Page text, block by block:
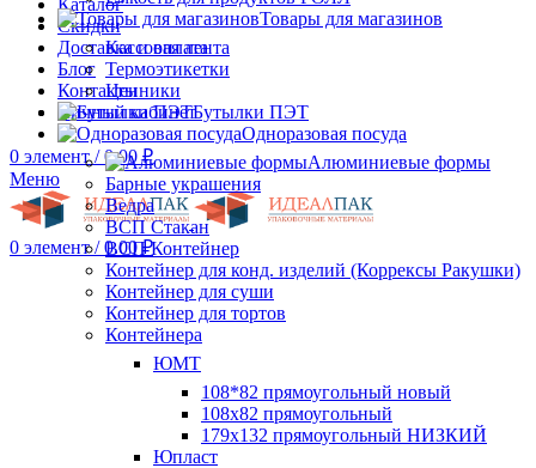
Каталог
Скидки
Доставка и оплата
Блог
Контакты
Личный кабинет
0 элемент / 0.00₽
Меню
0 элемент / 0.00₽
Товары для магазинов
Кассовая лента
Термоэтикетки
Ценники
Бутылки ПЭТ
Одноразовая посуда
Алюминиевые формы
Барные украшения
Ведра
ВСП Стакан
ВСП Контейнер
Контейнер для конд. изделий (Коррексы Ракушки)
Контейнер для суши
Контейнер для тортов
Контейнера
ЮМТ
108*82 прямоугольный новый
108х82 прямоугольный
179х132 прямоугольный НИЗКИЙ
Юпласт